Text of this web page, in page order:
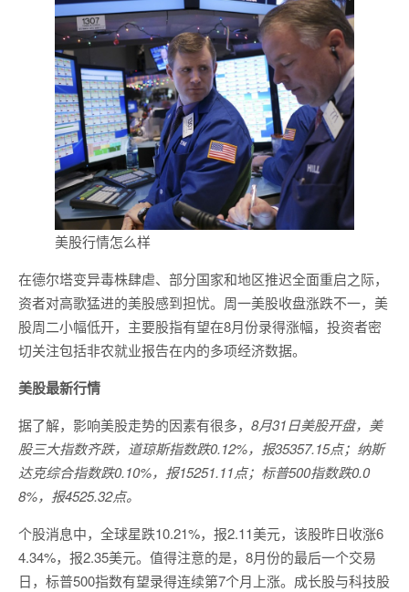
美股行情怎么样
在德尔塔变异毒株肆虐、部分国家和地区推迟全面重启之际，
资者对高歌猛进的美股感到担忧。周一美股收盘涨跌不一，美
股周二小幅低开，主要股指有望在8月份录得涨幅，投资者密
切关注包括非农就业报告在内的多项经济数据。
美股最新行情
据了解，影响美股走势的因素有很多， 8月31日美股开盘，美
股三大指数齐跌，道琼斯指数跌0.12%，报35357.15点；纳斯
达克综合指数跌0.10%，报15251.11点；标普500指数跌0.0
8%，报4525.32点。
个股消息中，全球星跌10.21%，报2.11美元，该股昨日收涨6
4.34%，报2.35美元。值得注意的是，8月份的最后一个交易
日，标普500指数有望录得连续第7个月上涨。成长股与科技股